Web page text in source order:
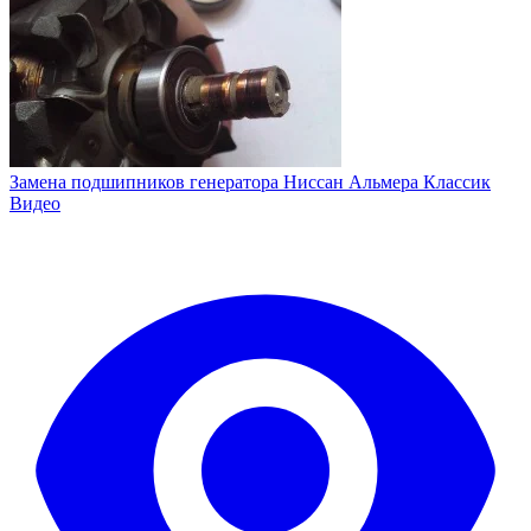
Замена подшипников генератора Ниссан Альмера Классик
Видео